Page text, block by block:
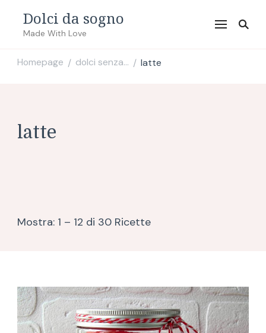
Dolci da sogno
Made With Love
Homepage / dolci senza... / latte
latte
Mostra: 1 – 12 di 30 Ricette